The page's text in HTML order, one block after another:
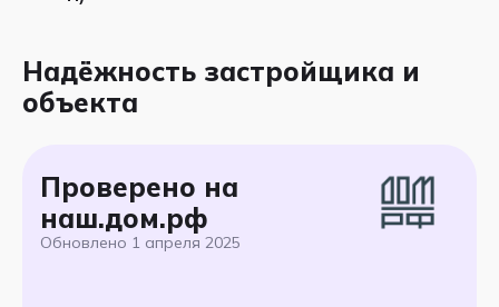
Надёжность застройщика и
объекта
Проверено на
наш.дом.рф
Обновлено 1 апреля 2025